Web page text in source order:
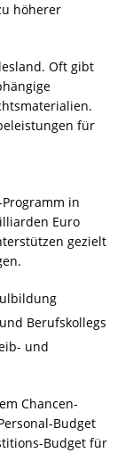
höherer
Oft gibt
für
in
Euro
gezielt
Berufskollegs
und
Chancen-
Budget
Budget für